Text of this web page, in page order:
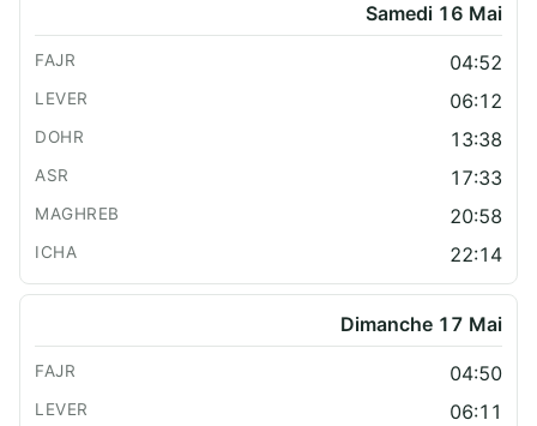
Samedi 16 Mai
04:52
06:12
13:38
17:33
20:58
22:14
Dimanche 17 Mai
04:50
06:11